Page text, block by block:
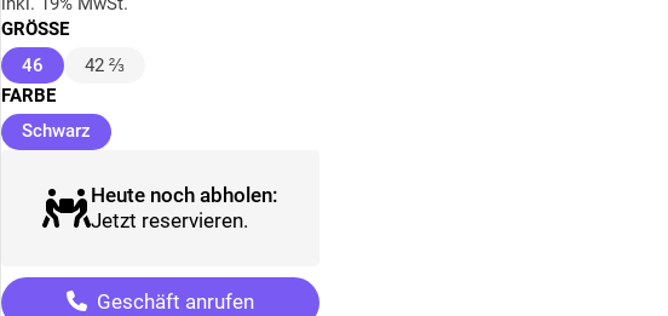
GRÖSSE
46 (ausgewählt)
42 ⅔
FARBE
Schwarz (ausgewählt)
Heute noch abholen:
Jetzt reservieren.
Geschäft anrufen